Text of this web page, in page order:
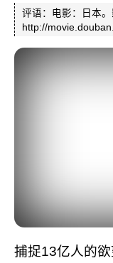
评语：电影：日本
http://
捕捉13亿人的